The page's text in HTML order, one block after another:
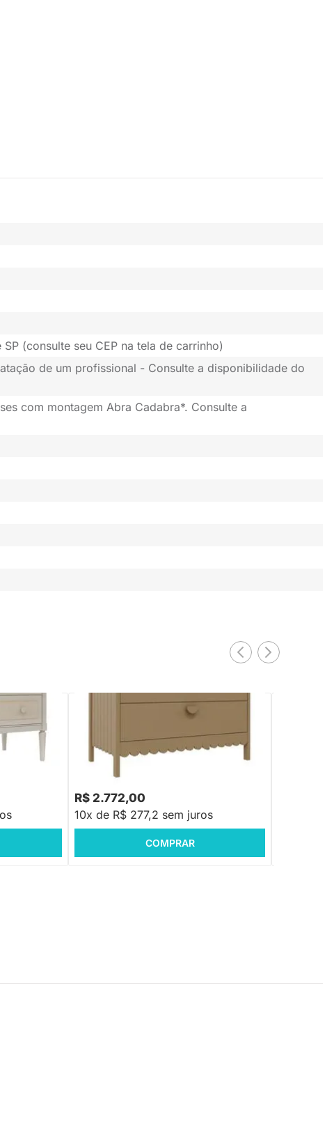
(consulte seu CEP na tela de carrinho)
de um profissional - Consulte a disponibilidade do
com montagem Abra Cadabra*. Consulte a
Natural
Cômoda Rococó 3 Gavetas - Capuccino
R$ 2.772,00
10x de R$ 277,2 sem juros
COMPRAR